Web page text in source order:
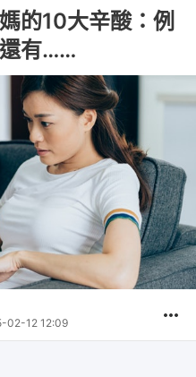
的10大辛酸：例
有……
02-12 12:09